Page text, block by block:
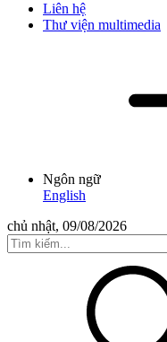
Liên hệ
Thư viện multimedia
Ngôn ngữ
English
chủ nhật, 09/08/2026